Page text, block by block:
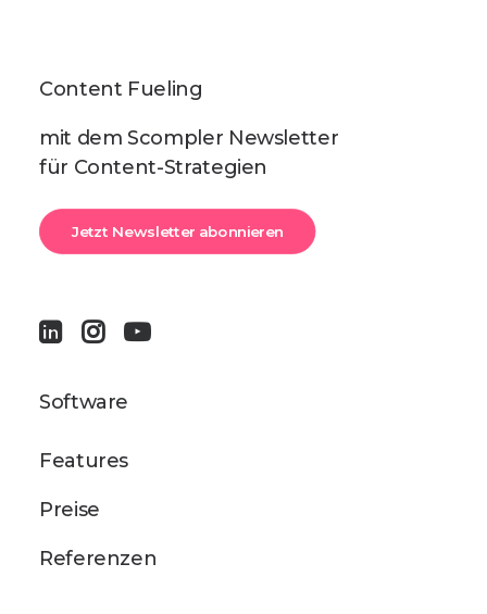
Content Fueling
mit dem Scompler Newsletter
für Content-Strategien
Jetzt Newsletter abonnieren
Software
Features
Preise
Referenzen